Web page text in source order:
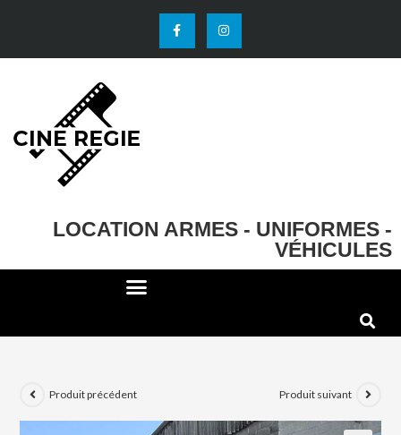
LOCATION ARMES - UNIFORMES -
VÉHICULES
Produit précédent Produit suivant